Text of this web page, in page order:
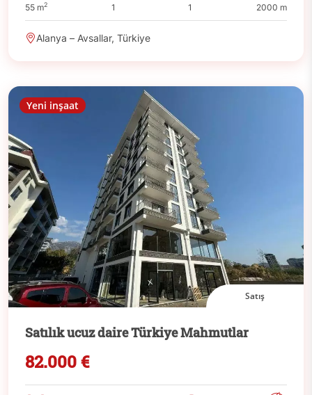
55 m2 1 1 2000 m
Alanya – Avsallar, Türkiye
Yeni inşaat
Satış
Satılık ucuz daire Türkiye Mahmutlar
82.000 €